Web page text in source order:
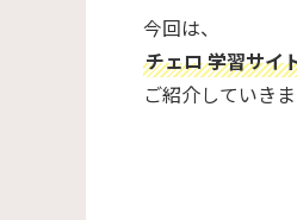
今回は、
チェロ 学習サイ
ご紹介していきま